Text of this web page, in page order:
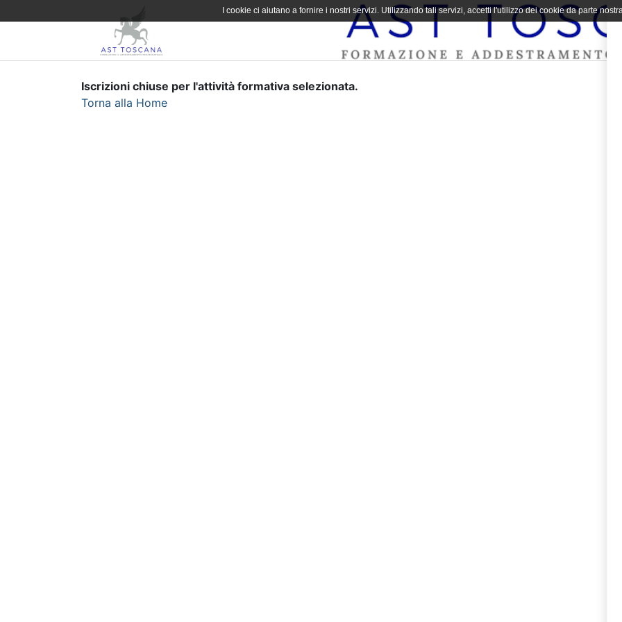
Iscrizioni chiuse per l'attività formativa selezionata.
Torna alla Home
I cookie ci aiutano a fornire i nostri servizi. Utilizzando tali servizi, accetti l'utilizzo dei cookie da parte